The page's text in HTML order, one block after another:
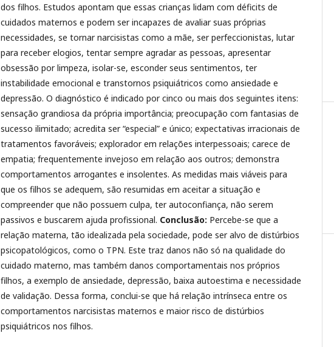
dos filhos. Estudos apontam que essas crianças lidam com déficits de
cuidados maternos e podem ser incapazes de avaliar suas próprias
necessidades, se tornar narcisistas como a mãe, ser perfeccionistas, lutar
para receber elogios, tentar sempre agradar as pessoas, apresentar
obsessão por limpeza, isolar-se, esconder seus sentimentos, ter
instabilidade emocional e transtornos psiquiátricos como ansiedade e
depressão. O diagnóstico é indicado por cinco ou mais dos seguintes itens:
sensação grandiosa da própria importância; preocupação com fantasias de
sucesso ilimitado; acredita ser “especial” e único; expectativas irracionais de
tratamentos favoráveis; explorador em relações interpessoais; carece de
empatia; frequentemente invejoso em relação aos outros; demonstra
comportamentos arrogantes e insolentes. As medidas mais viáveis para
que os filhos se adequem, são resumidas em aceitar a situação e
compreender que não possuem culpa, ter autoconfiança, não serem
passivos e buscarem ajuda profissional. Conclusão: Percebe-se que a
relação materna, tão idealizada pela sociedade, pode ser alvo de distúrbios
psicopatológicos, como o TPN. Este traz danos não só na qualidade do
cuidado materno, mas também danos comportamentais nos próprios
filhos, a exemplo de ansiedade, depressão, baixa autoestima e necessidade
de validação. Dessa forma, conclui-se que há relação intrínseca entre os
comportamentos narcisistas maternos e maior risco de distúrbios
psiquiátricos nos filhos.